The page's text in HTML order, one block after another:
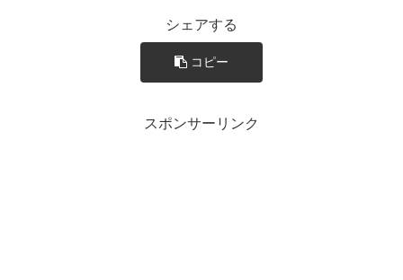
シェアする
コピー
スポンサーリンク